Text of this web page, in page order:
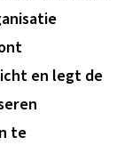
en legt de
te